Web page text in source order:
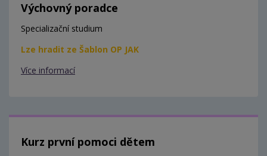
Výchovný poradce
Specializační studium
Lze hradit ze Šablon OP JAK
Více informací
Kurz první pomoci dětem